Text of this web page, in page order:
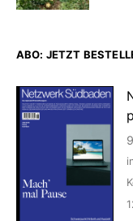
ABO: JETZT